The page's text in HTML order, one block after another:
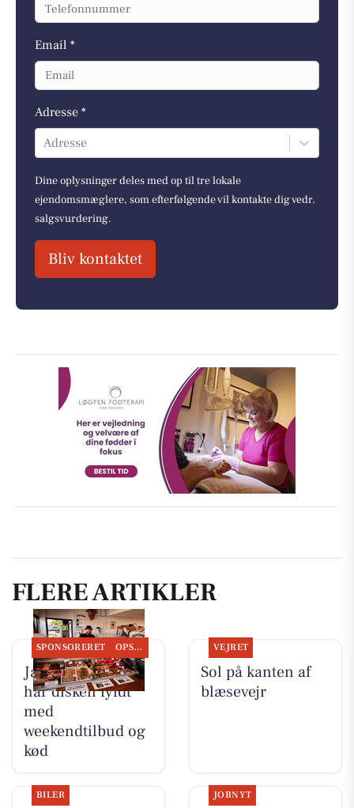
Email *
Adresse *
Adresse
Dine oplysninger deles med op til tre lokale
ejendomsmæglere, som efterfølgende vil kontakte dig vedr.
salgsvurdering.
Bliv kontaktet
FLERE ARTIKLER
SPONSORERET OPSLAGSTAVLEN
Jaataak Slagteren
har disken fyldt
med
weekendtilbud og
kød
VEJRET
Sol på kanten af
blæsevejr
BILER JOBNYT